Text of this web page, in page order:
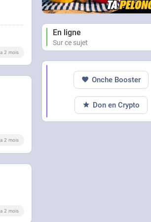
2 mois
2 mois
2 mois
En ligne
Sur ce sujet
Onche Booster
Don en Crypto